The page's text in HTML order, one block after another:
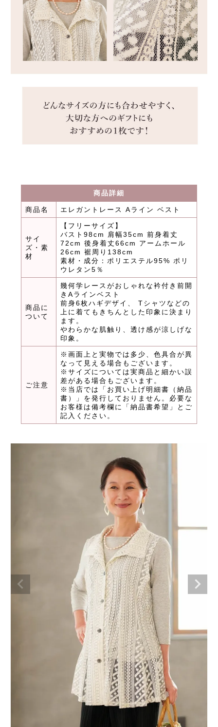
商品詳細
商品名 エレガントレース Aライン ベスト
サイ
ズ・素
材
【フリーサイズ】
バスト98cm 肩幅35cm 前身着丈
72cm 後身着丈66cm アームホール
26cm 裾周り138cm
素材・成分：ポリエステル95% ポリ
ウレタン5％
商品に
ついて
幾何学レースがおしゃれな衿付き前開
きAラインベスト
前身6枚ハギデザイ、 Tシャツなどの
上に着てもきちんとした印象に決まり
ます。
やわらかな肌触り、透け感が涼しげな
印象。
ご注意
※画面上と実物では多少、色具合が異
なって見える場合もございます。
※サイズについては実商品と細かい誤
差がある場合もございます。
※当店では「お買い上げ明細書（納品
書）」を発行しておりません。必要な
お客様は備考欄に「納品書希望」とご
記入ください。